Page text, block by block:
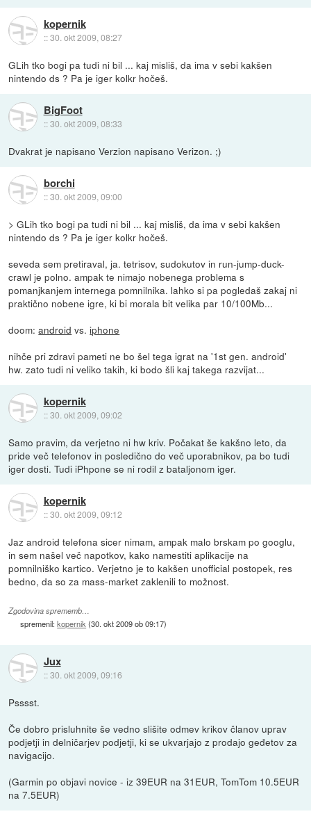
kopernik
::30. okt 2009, 08:27
GLih tko bogi pa tudi ni bil ... kaj misliš, da ima v sebi kakšen
nintendo ds ? Pa je iger kolkr hočeš.
BigFoot
::30. okt 2009, 08:33
Dvakrat je napisano Verzion napisano Verizon. ;)
borchi
::30. okt 2009, 09:00
> GLih tko bogi pa tudi ni bil ... kaj misliš, da ima v sebi kakšen
nintendo ds ? Pa je iger kolkr hočeš.
seveda sem pretiraval, ja. tetrisov, sudokutov in run-jump-duck-
crawl je polno. ampak te nimajo nobenega problema s
pomanjkanjem internega pomnilnika. lahko si pa pogledaš zakaj ni
praktično nobene igre, ki bi morala bit velika par 10/100Mb...
doom:android vs.iphone
nihče pri zdravi pameti ne bo šel tega igrat na '1st gen. android'
hw. zato tudi ni veliko takih, ki bodo šli kaj takega razvijat...
kopernik
::30. okt 2009, 09:02
Samo pravim, da verjetno ni hw kriv. Počakat še kakšno leto, da
pride več telefonov in posledično do več uporabnikov, pa bo tudi
iger dosti. Tudi iPhpone se ni rodil z bataljonom iger.
kopernik
::30. okt 2009, 09:12
Jaz android telefona sicer nimam, ampak malo brskam po googlu,
in sem našel več napotkov, kako namestiti aplikacije na
pomnilniško kartico. Verjetno je to kakšen unofficial postopek, res
bedno, da so za mass-market zaklenili to možnost.
Zgodovina sprememb…
spremenil:kopernik (30. okt 2009 ob 09:17)
Jux
::30. okt 2009, 09:16
Psssst.
Če dobro prisluhnite še vedno slišite odmev krikov članov uprav
podjetji in delničarjev podjetji, ki se ukvarjajo z prodajo geđetov za
navigacijo.
(Garmin po objavi novice - iz 39EUR na 31EUR, TomTom 10.5EUR
na 7.5EUR)